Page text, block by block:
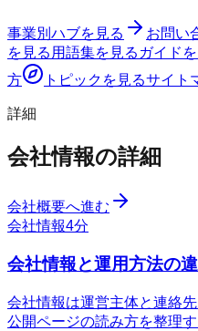
事業別ハブを見る お問い
を見る 用語集を見る ガイド
方
トピックを見るサイト
詳細
会社情報の詳細
会社概要へ進む
会社情報4分
会社情報と運用方法の
会社情報は運営主体と連絡
公開ページの読み方を整理す